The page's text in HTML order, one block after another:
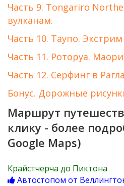
Часть 9. Tongariro
вулканам.
Часть 10. Таупо.
Часть 11. Роторуа.
Часть 12. Серфинг в
Бонус. Дорожные
Маршрут
клику - более
Google Maps)
Крайстчерча до Пиктона
Автостопом от